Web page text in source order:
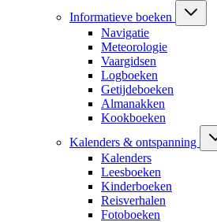
Informatieve boeken
Navigatie
Meteorologie
Vaargidsen
Logboeken
Getijdeboeken
Almanakken
Kookboeken
Kalenders & ontspanning
Kalenders
Leesboeken
Kinderboeken
Reisverhalen
Fotoboeken